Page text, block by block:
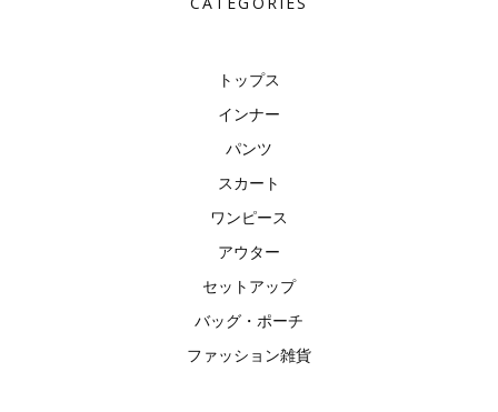
トップス
インナー
パンツ
スカート
ワンピース
アウター
セットアップ
バッグ・ポーチ
ファッション雑貨